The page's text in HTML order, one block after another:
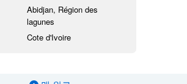
Abidjan, Région des
lagunes
Cote d'Ivoire